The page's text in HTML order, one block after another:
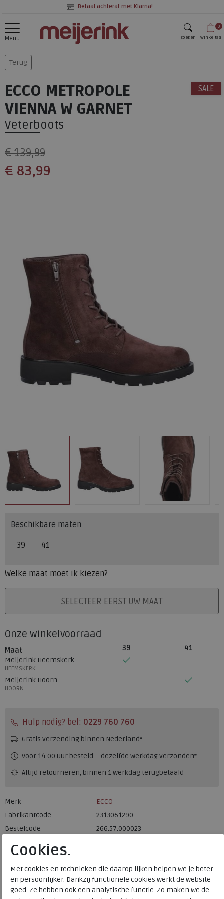
Betaal achteraf met Klarna!
Menu zoeken
0
Winkeltas
Terug
SALE
ECCO METROPOLE
VIENNA W GARNET
Veterboots
€ 139,99
€ 83,99
Beschikbare maten
39 41
Welke maat moet ik kiezen?
PLAATS IN WINKELMANDSELECTEER EERST UW MAAT
Onze winkelvoorraad
Maat 39
41
Meijerink Heemskerk
HEEMSKERK
Meijerink Hoorn
HOORN
Hulp nodig? bel: 0229 760 760
Gratis verzending binnen Nederland*
Voor 14:00 uur besteld = dezelfde werkdag verzonden*
Altijd retourneren, binnen 1 werkdag terugbetaald
Merk
ECCO
Fabrikantcode
2313061290
Bestelcode
266.57.000023
Materiaal
Suede
Uitneembaar voetbed
ja
Cookies.
Met cookies en technieken die daarop lijken helpen we je beter
en persoonlijker. Dankzij functionele cookies werkt de website
goed. Ze hebben ook een analytische functie. Zo maken we de